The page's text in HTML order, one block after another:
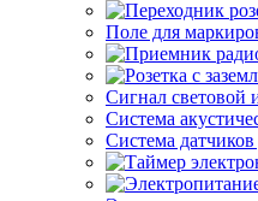
Поле для
Сигнал световой
Система
Система